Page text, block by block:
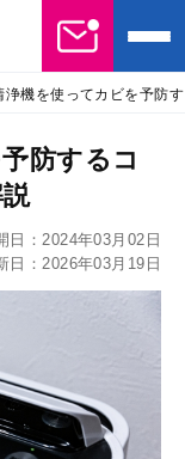
浄機を使ってカビを予防
防するコ
日：2024年03月02日
日：2026年03月19日